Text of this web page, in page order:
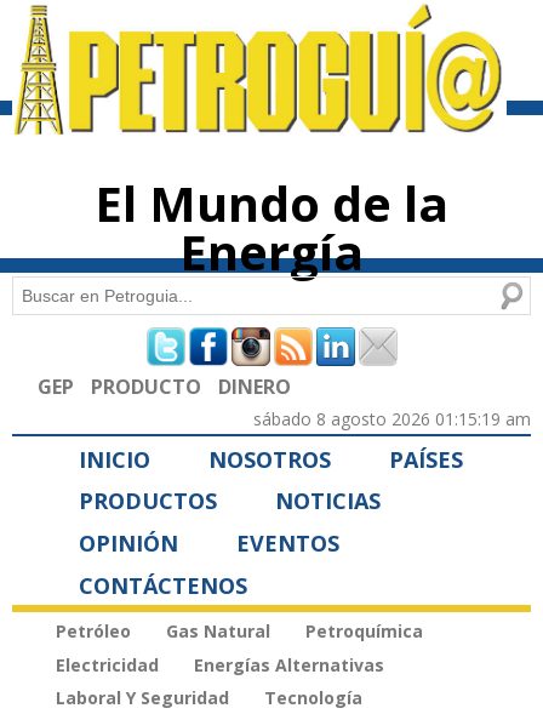
contenido
El Mundo de la
Energía
Formulario de búsqueda
Buscar
GEP PRODUCTO DINERO
sábado 8 agosto 2026 01:15:19 am
INICIO NOSOTROS
PAÍSES
PRODUCTOS
NOTICIAS
OPINIÓN
EVENTOS
CONTÁCTENOS
Petróleo Gas Natural
Petroquímica
Electricidad
Energías Alternativas
Laboral Y Seguridad
Tecnología